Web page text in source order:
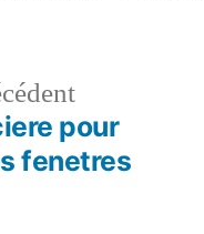
Article
précédent :
pour
fenetres